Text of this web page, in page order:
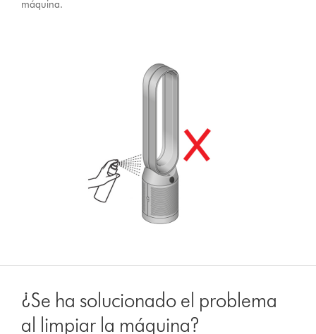
máquina.
¿Se ha solucionado el problema
al limpiar la máquina?